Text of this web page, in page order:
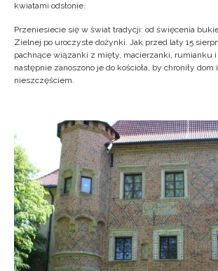
kwiatami odsłonie.
Przeniesiecie się w świat tradycji: od święcenia
Zielnej po uroczyste dożynki. Jak przed laty 15
pachnące wiązanki z mięty, macierzanki, rumianku
następnie zanoszono je do kościoła, by chroniły
nieszczęściem.